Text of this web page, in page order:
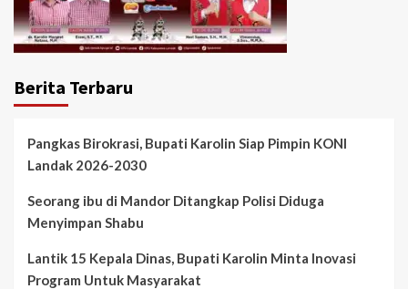
Berita Terbaru
Pangkas Birokrasi, Bupati Karolin Siap Pimpin KONI
Landak 2026-2030
Seorang ibu di Mandor Ditangkap Polisi Diduga
Menyimpan Shabu
Lantik 15 Kepala Dinas, Bupati Karolin Minta Inovasi
Program Untuk Masyarakat